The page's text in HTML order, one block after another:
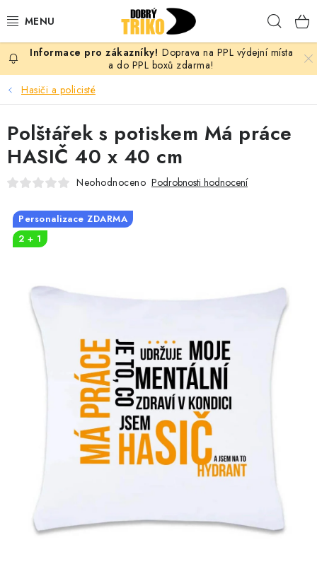
na
PRO ŽENY
PRO MUŽE
PRO DĚTI
PRO PÁRY
VLASTNÍ MOTIV
MIKINY
OKAMŽITĚ K ODBĚRU
MÁM SRDCE POMÁHÁM
Doprava na PPL výdejní místa
a do PPL boxů zdarma!
Hasiči a policisté
Polštářek s potiskem Má práce
HASIČ 40 x 40 cm
Neohodnoceno Podrobnosti hodnocení
Personalizace ZDARMA
2 + 1